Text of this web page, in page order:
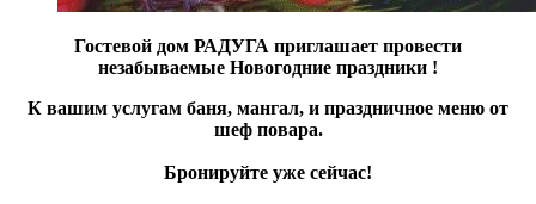
Гостевой дом РАДУГА приглашает провести
незабываемые Новогодние праздники !
К вашим услугам баня, мангал, и праздничное меню от
шеф повара.
Бронируйте уже сейчас!